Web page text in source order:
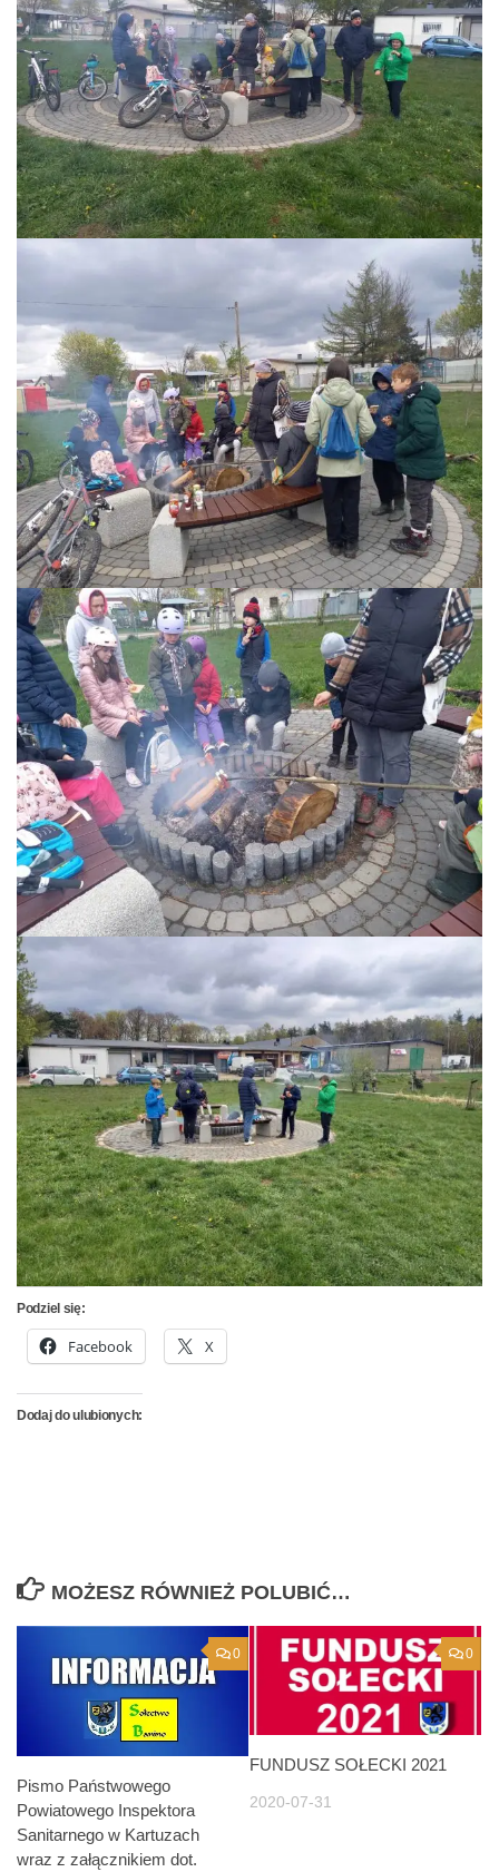
Podziel się:
Facebook X
Dodaj do ulubionych:
MOŻESZ RÓWNIEŻ POLUBIĆ…
0
Pismo Państwowego
Powiatowego Inspektora
Sanitarnego w Kartuzach
wraz z załącznikiem dot.
0
FUNDUSZ SOŁECKI 2021
2020-07-31